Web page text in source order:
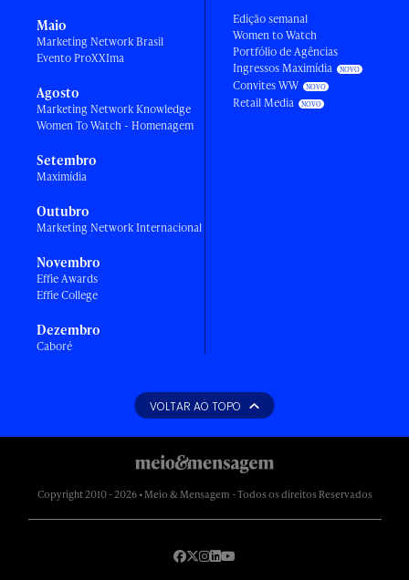
Maio
Marketing Network Brasil
Evento ProXXIma
Agosto
Marketing Network Knowledge
Women To Watch - Homenagem
Setembro
Maximídia
Outubro
Marketing Network Internacional
Novembro
Effie Awards
Effie College
Dezembro
Caboré
Edição semanal
Women to Watch
Portfólio de Agências
Ingressos Maximídia
Convites WW
Retail Media
VOLTAR AO TOPO
Copyright 2010 - 2026 • Meio & Mensagem - Todos os direitos Reservados